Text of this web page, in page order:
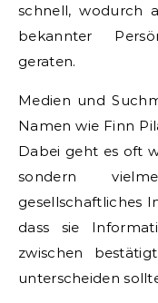
schnell, wodurch
bekannter
geraten.
Medien und
Namen wie Finn
Dabei geht es oft
sondern
gesellschaftliches
dass sie
zwischen
unterscheiden